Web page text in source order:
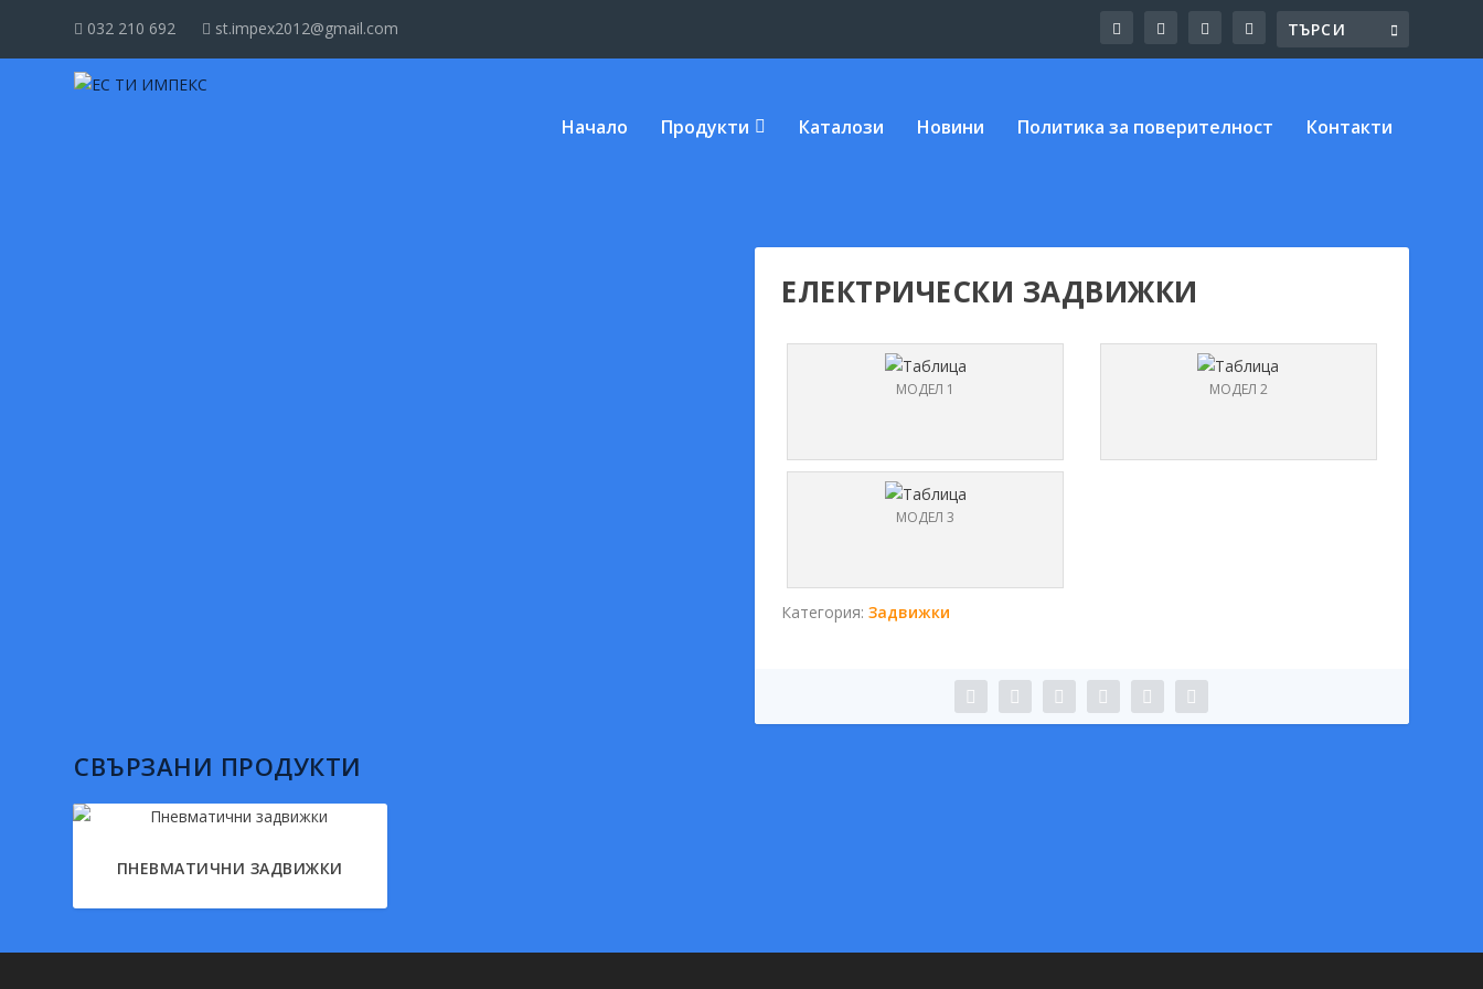
 032 210 692  st.impex2012@gmail.com
Начало Продукти Каталози Новини Политика за поверителност Контакти
ЕЛЕКТРИЧЕСКИ ЗАДВИЖКИ
МОДЕЛ 1 МОДЕЛ 2
МОДЕЛ 3
Категория: Задвижки
СВЪРЗАНИ ПРОДУКТИ
ПНЕВМАТИЧНИ ЗАДВИЖКИ